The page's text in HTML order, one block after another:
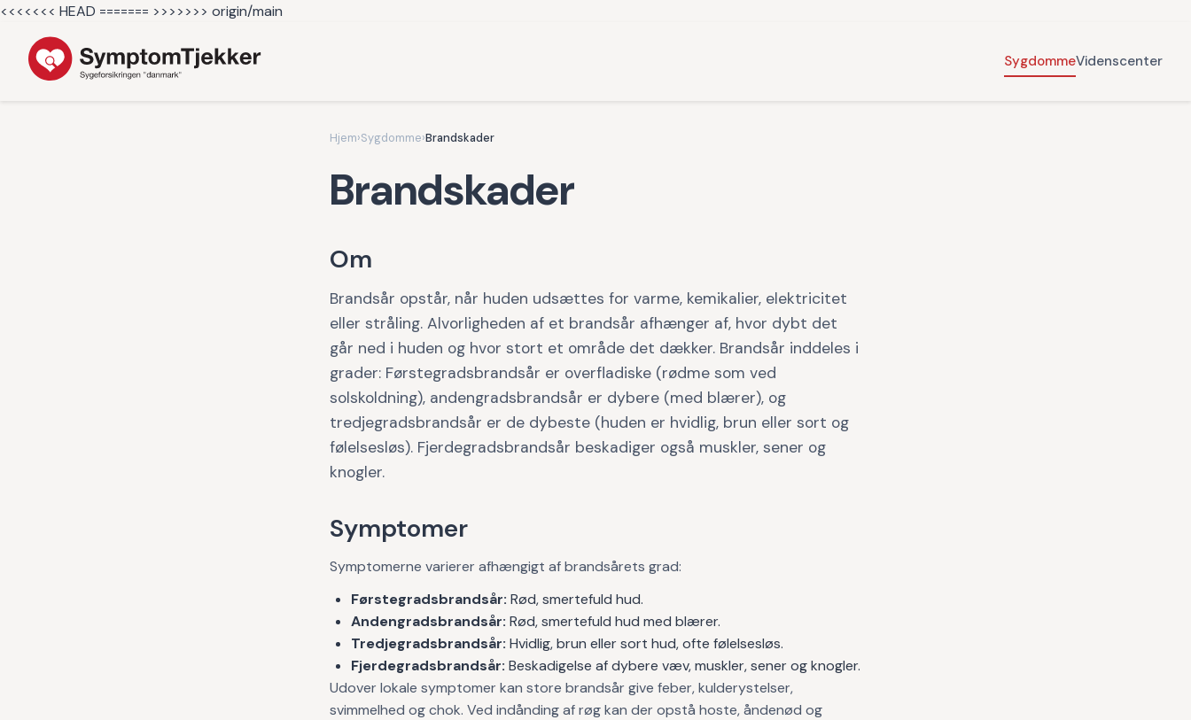
<<<<<<< HEAD ======= >>>>>>> origin/main
SygdommeVidenscenter
Hjem›Sygdomme›Brandskader
Brandskader
Om
Brandsår opstår, når huden udsættes for varme, kemikalier, elektricitet
eller stråling. Alvorligheden af et brandsår afhænger af, hvor dybt det
går ned i huden og hvor stort et område det dækker. Brandsår inddeles i
grader: Førstegradsbrandsår er overfladiske (rødme som ved
solskoldning), andengradsbrandsår er dybere (med blærer), og
tredjegradsbrandsår er de dybeste (huden er hvidlig, brun eller sort og
følelsesløs). Fjerdegradsbrandsår beskadiger også muskler, sener og
knogler.
Symptomer
Symptomerne varierer afhængigt af brandsårets grad:
Førstegradsbrandsår: Rød, smertefuld hud.
Andengradsbrandsår: Rød, smertefuld hud med blærer.
Tredjegradsbrandsår: Hvidlig, brun eller sort hud, ofte følelsesløs.
Fjerdegradsbrandsår: Beskadigelse af dybere væv, muskler, sener og knogler.
Udover lokale symptomer kan store brandsår give feber, kulderystelser,
svimmelhed og chok. Ved indånding af røg kan der opstå hoste, åndenød og